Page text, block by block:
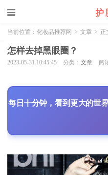
当前位置： 化妆品推荐网 > 文章 > 正
怎样去掉黑眼圈？
2023-05-31 10:45:45 分类： 文章 阅
每日十分钟，看到更大的世